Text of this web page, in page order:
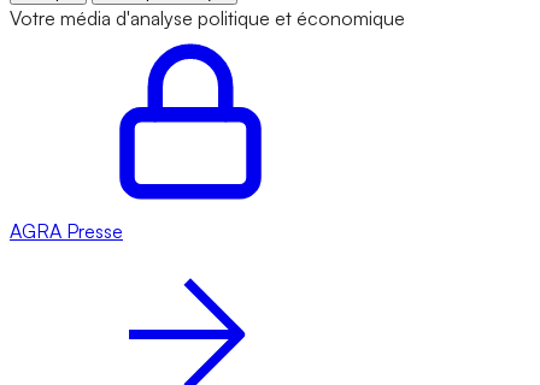
Votre média d'analyse politique et économique
AGRA Presse